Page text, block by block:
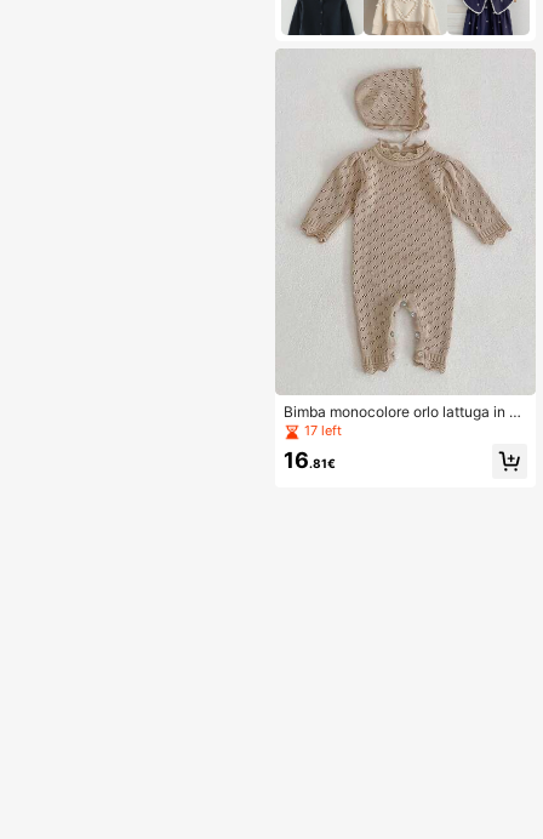
Bimba monocolore orlo lattuga in m
aglia Jumpsuit & Cappello
17 left
16.81€